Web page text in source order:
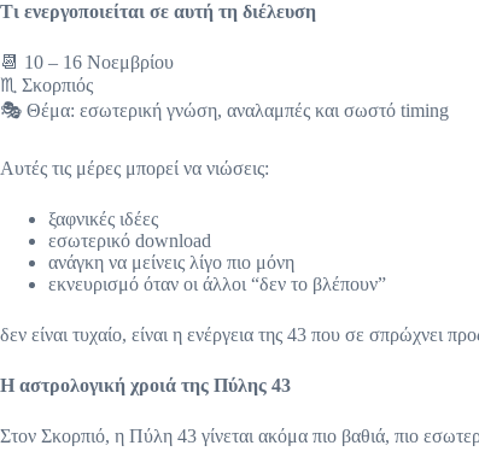
Τι ενεργοποιείται σε αυτή τη διέλευση
📆 10 – 16 Νοεμβρίου
♏ Σκορπιός
🎭 Θέμα: εσωτερική γνώση, αναλαμπές και σωστό timing
Αυτές τις μέρες μπορεί να νιώσεις:
ξαφνικές ιδέες
εσωτερικό download
ανάγκη να μείνεις λίγο πιο μόνη
εκνευρισμό όταν οι άλλοι “δεν το βλέπουν”
δεν είναι τυχαίο, είναι η ενέργεια της 43 που σε σπρώχνει
Η αστρολογική χροιά της Πύλης 43
Στον Σκορπιό, η Πύλη 43 γίνεται ακόμα πιο βαθιά, πιο